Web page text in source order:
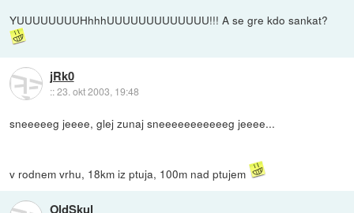
YUUUUUUUUHhhhUUUUUUUUUUUUU!!! A se gre kdo sankat?
jRk0
::23. okt 2003, 19:48
sneeeeeg jeeee, glej zunaj sneeeeeeeeeeeg jeeee...
v rodnem vrhu, 18km iz ptuja, 100m nad ptujem
OldSkul